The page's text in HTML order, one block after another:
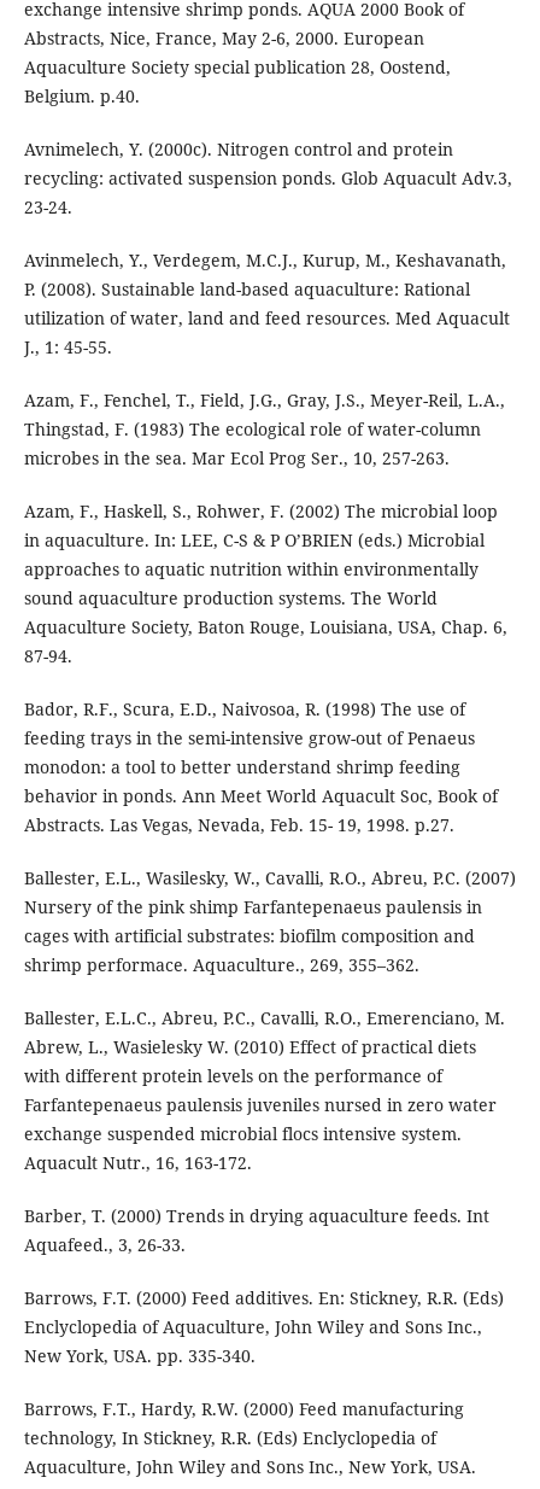
exchange intensive shrimp ponds. AQUA 2000 Book of
Abstracts, Nice, France, May 2-6, 2000. European
Aquaculture Society special publication 28, Oostend,
Belgium. p.40.
Avnimelech, Y. (2000c). Nitrogen control and protein
recycling: activated suspension ponds. Glob Aquacult Adv.3,
23-24.
Avinmelech, Y., Verdegem, M.C.J., Kurup, M., Keshavanath,
P. (2008). Sustainable land-based aquaculture: Rational
utilization of water, land and feed resources. Med Aquacult
J., 1: 45-55.
Azam, F., Fenchel, T., Field, J.G., Gray, J.S., Meyer-Reil, L.A.,
Thingstad, F. (1983) The ecological role of water-column
microbes in the sea. Mar Ecol Prog Ser., 10, 257-263.
Azam, F., Haskell, S., Rohwer, F. (2002) The microbial loop
in aquaculture. In: LEE, C-S & P O’BRIEN (eds.) Microbial
approaches to aquatic nutrition within environmentally
sound aquaculture production systems. The World
Aquaculture Society, Baton Rouge, Louisiana, USA, Chap. 6,
87-94.
Bador, R.F., Scura, E.D., Naivosoa, R. (1998) The use of
feeding trays in the semi-intensive grow-out of Penaeus
monodon: a tool to better understand shrimp feeding
behavior in ponds. Ann Meet World Aquacult Soc, Book of
Abstracts. Las Vegas, Nevada, Feb. 15- 19, 1998. p.27.
Ballester, E.L., Wasilesky, W., Cavalli, R.O., Abreu, P.C. (2007)
Nursery of the pink shimp Farfantepenaeus paulensis in
cages with artificial substrates: biofilm composition and
shrimp performace. Aquaculture., 269, 355–362.
Ballester, E.L.C., Abreu, P.C., Cavalli, R.O., Emerenciano, M.
Abrew, L., Wasielesky W. (2010) Effect of practical diets
with different protein levels on the performance of
Farfantepenaeus paulensis juveniles nursed in zero water
exchange suspended microbial flocs intensive system.
Aquacult Nutr., 16, 163-172.
Barber, T. (2000) Trends in drying aquaculture feeds. Int
Aquafeed., 3, 26-33.
Barrows, F.T. (2000) Feed additives. En: Stickney, R.R. (Eds)
Enclyclopedia of Aquaculture, John Wiley and Sons Inc.,
New York, USA. pp. 335-340.
Barrows, F.T., Hardy, R.W. (2000) Feed manufacturing
technology, In Stickney, R.R. (Eds) Enclyclopedia of
Aquaculture, John Wiley and Sons Inc., New York, USA.